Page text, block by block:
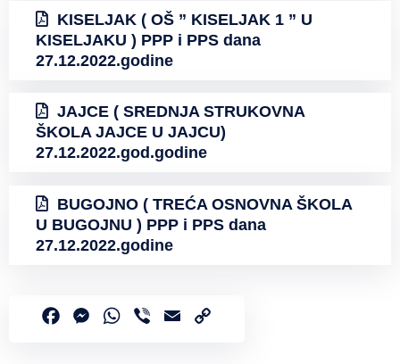
KISELJAK ( OŠ ” KISELJAK 1 ” U
KISELJAKU ) PPP i PPS dana
27.12.2022.godine
JAJCE ( SREDNJA STRUKOVNA
ŠKOLA JAJCE U JAJCU)
27.12.2022.god.godine
BUGOJNO ( TREĆA OSNOVNA ŠKOLA
U BUGOJNU ) PPP i PPS dana
27.12.2022.godine
FacebookMessenger
WhatsApp
Viber Email